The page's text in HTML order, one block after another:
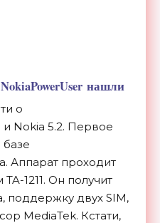
нашли
о
Nokia 5.2. Первое
базе
Аппарат проходит
1211. Он получит
поддержку двух SIM,
MediaTek. Кстати,